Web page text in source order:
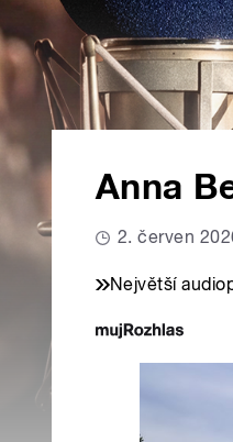
Anna
2. červen
Největší